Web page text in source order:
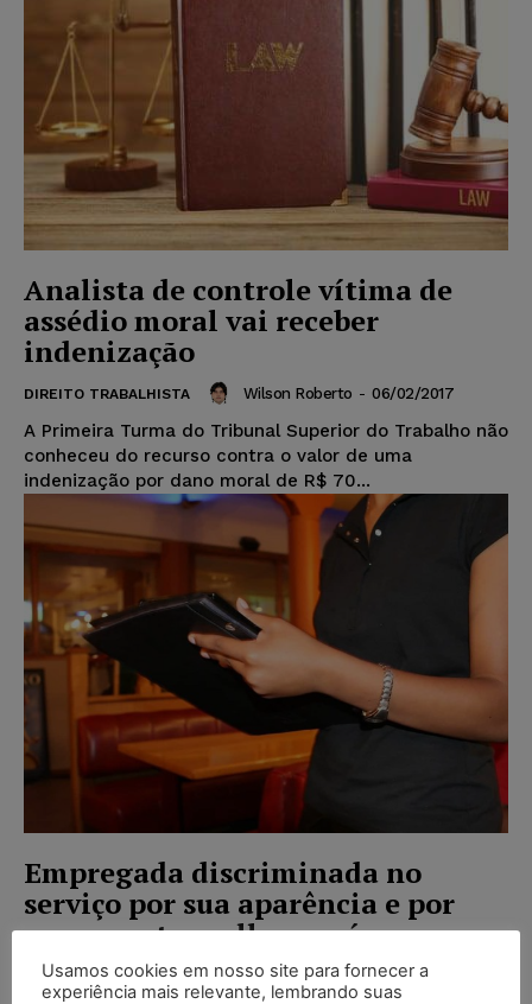
Analista de controle vítima de
assédio moral vai receber
indenização
DIREITO TRABALHISTA Wilson Roberto - 06/02/2017
A Primeira Turma do Tribunal Superior do Trabalho não
conheceu do recurso contra o valor de uma
indenização por dano moral de R$ 70...
Empregada discriminada no
serviço por sua aparência e por
usar sapatos velhos será
indenizada por danos morais
Usamos cookies em nosso site para fornecer a
experiência mais relevante, lembrando suas